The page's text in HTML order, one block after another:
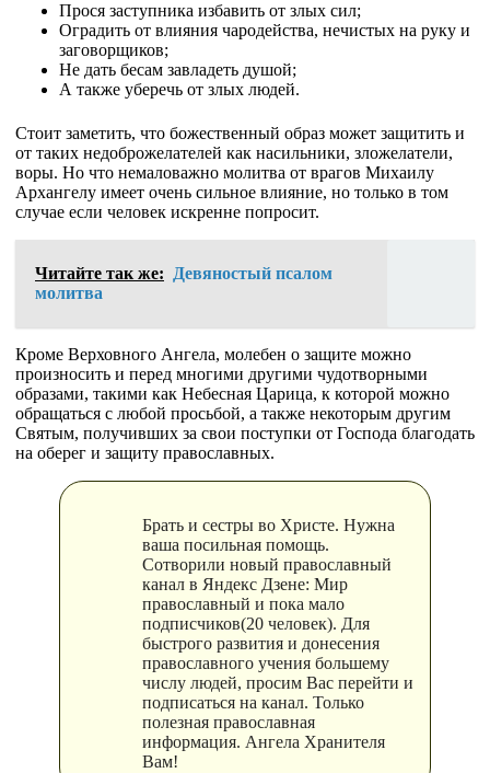
Прося заступника избавить от злых сил;
Оградить от влияния чародейства, нечистых на руку и
заговорщиков;
Не дать бесам завладеть душой;
А также уберечь от злых людей.
Стоит заметить, что божественный образ может защитить и
от таких недоброжелателей как насильники, зложелатели,
воры. Но что немаловажно молитва от врагов Михаилу
Архангелу имеет очень сильное влияние, но только в том
случае если человек искренне попросит.
Читайте так же:
Девяностый псалом
молитва
Кроме Верховного Ангела, молебен о защите можно
произносить и перед многими другими чудотворными
образами, такими как Небесная Царица, к которой можно
обращаться с любой просьбой, а также некоторым другим
Святым, получивших за свои поступки от Господа благодать
на оберег и защиту православных.
Брать и сестры во Христе. Нужна
ваша посильная помощь.
Сотворили новый православный
канал в Яндекс Дзене: Мир
православный и пока мало
подписчиков(20 человек). Для
быстрого развития и донесения
православного учения большему
числу людей, просим Вас перейти и
подписаться на канал. Только
полезная православная
информация. Ангела Хранителя
Вам!